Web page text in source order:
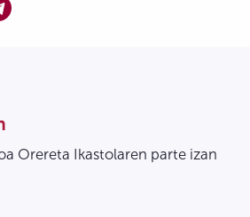
Orereta Ikastolaren parte izan